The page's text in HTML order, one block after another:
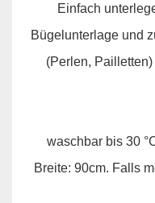
Einfach
Bügelunterlage und
(Perlen,
waschbar bis 30
Breite: 90cm. Falls